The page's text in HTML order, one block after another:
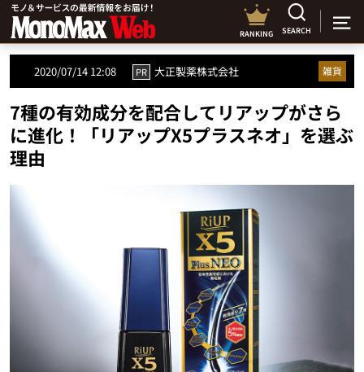
RANKING SEARCH
2020/07/14 12:08 PR 大正製薬株式会社 雑貨
7種の有効成分を配合してリアップがさら
に進化！「リアップX5プラスネオ」を選ぶ
理由